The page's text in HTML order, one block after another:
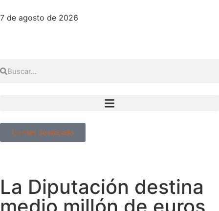
7 de agosto de 2026
Lo más destacado
La Diputación destina